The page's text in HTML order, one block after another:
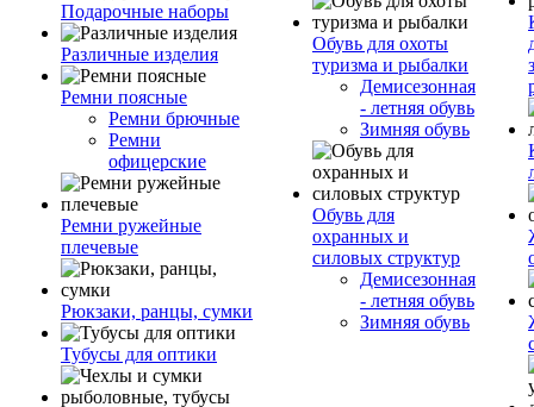
Подарочные наборы
Различные изделия
Ремни поясные
Ремни брючные
Ремни
офицерские
Ремни ружейные
плечевые
Рюкзаки, ранцы, сумки
Тубусы для оптики
Обувь для охоты
туризма и рыбалки
Демисезонная
- летняя обувь
Зимняя обувь
Обувь для
охранных и
силовых структур
Демисезонная
- летняя обувь
Зимняя обувь